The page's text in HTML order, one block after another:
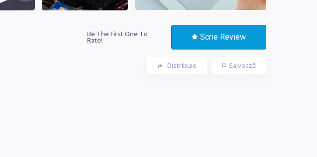
Be The First One To
Rate! Scrie Review
Salvează
Distribuie